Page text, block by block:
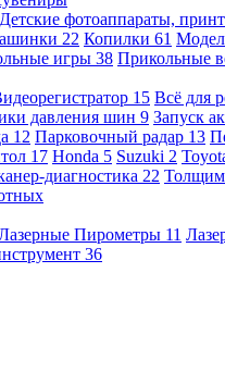
Детские фотоаппараты,
22 Копилки 61
игры 38 Прикольные
15 Всё для
давления шин 9 Запуск
12 Парковочный радар 13
17 Honda 5 Suzuki 2
диагностика 22
Пирометры 11
36